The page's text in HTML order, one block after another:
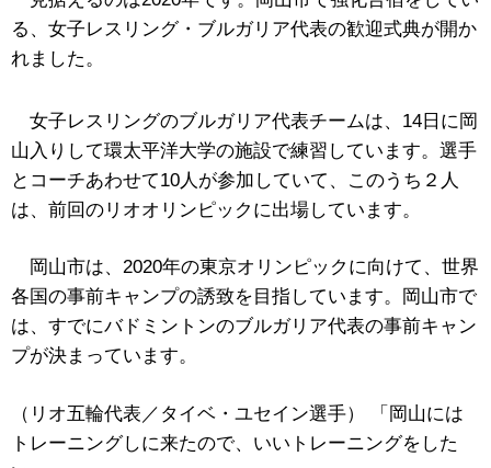
る、女子レスリング・ブルガリア代表の歓迎式典が開か
れました。
女子レスリングのブルガリア代表チームは、14日に岡
山入りして環太平洋大学の施設で練習しています。選手
とコーチあわせて10人が参加していて、このうち２人
は、前回のリオオリンピックに出場しています。
岡山市は、2020年の東京オリンピックに向けて、世界
各国の事前キャンプの誘致を目指しています。岡山市で
は、すでにバドミントンのブルガリア代表の事前キャン
プが決まっています。
（リオ五輪代表／タイベ・ユセイン選手） 「岡山には
トレーニングしに来たので、いいトレーニングをした